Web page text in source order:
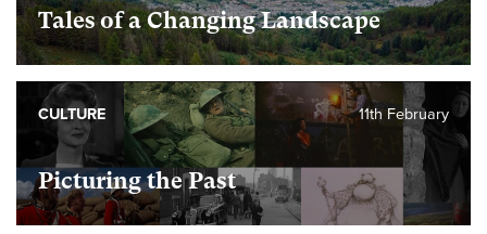
Tales of a Changing Landscape
Picturing the Past
11th February
CULTURE